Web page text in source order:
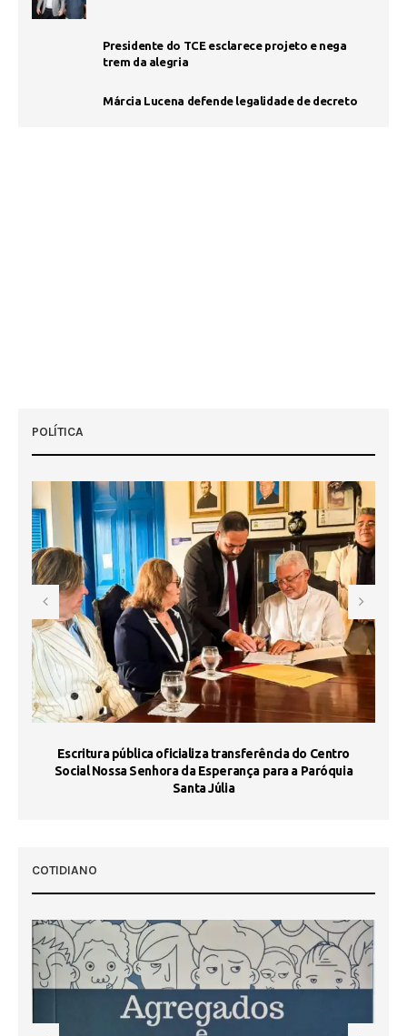
Presidente do TCE esclarece projeto e nega
trem da alegria
Márcia Lucena defende legalidade de decreto
POLÍTICA
Escritura pública oficializa transferência do Centro
Social Nossa Senhora da Esperança para a Paróquia
Santa Júlia
COTIDIANO